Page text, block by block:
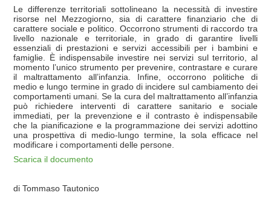
Le differenze territoriali sottolineano la necessità di investire
risorse nel Mezzogiorno, sia di carattere finanziario che di
carattere sociale e politico. Occorrono strumenti di raccordo tra
livello nazionale e territoriale, in grado di garantire livelli
essenziali di prestazioni e servizi accessibili per i bambini e
famiglie. È indispensabile investire nei servizi sul territorio, al
momento l’unico strumento per prevenire, contrastare e curare
il maltrattamento all’infanzia. Infine, occorrono politiche di
medio e lungo termine in grado di incidere sul cambiamento dei
comportamenti umani. Se la cura del maltrattamento all’infanzia
può richiedere interventi di carattere sanitario e sociale
immediati, per la prevenzione e il contrasto è indispensabile
che la pianificazione e la programmazione dei servizi adottino
una prospettiva di medio-lungo termine, la sola efficace nel
modificare i comportamenti delle persone.
Scarica il documento
di Tommaso Tautonico